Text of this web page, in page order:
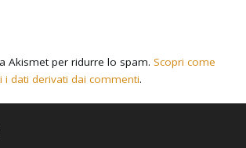
Akismet per ridurre lo spam. Scopri come
dati derivati dai commenti.